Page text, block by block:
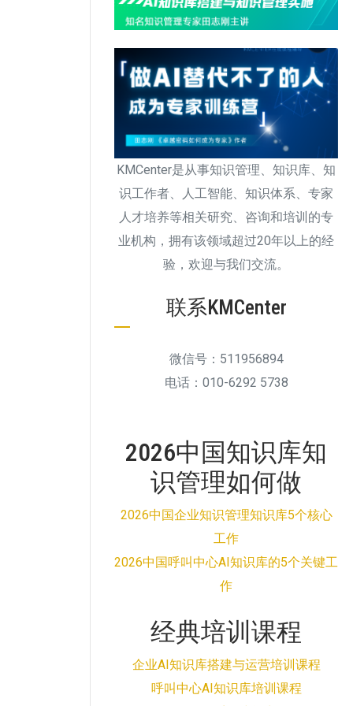
KMCenter是从事知识管理、知识库、知
识工作者、人工智能、知识体系、专家
人才培养等相关研究、咨询和培训的专
业机构，拥有该领域超过20年以上的经
验，欢迎与我们交流。
联系KMCenter
微信号：511956894
电话：010-6292 5738
2026中国知识库知
识管理如何做
2026中国企业知识管理知识库5个核心
工作
2026中国呼叫中心AI知识库的5个关键工
作
经典培训课程
企业AI知识库搭建与运营培训课程
呼叫中心AI知识库培训课程